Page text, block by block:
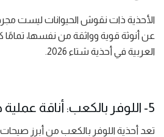
الأحذية ذات نقوش الحيوانات ليست
عن أنوثة قوية وواثقة من نفسها، تمامًا
العربية في أحذية شتاء 2026.
5- اللوفر بالكعب: أناقة عملية جديدة